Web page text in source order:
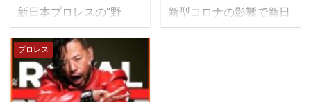
ックの４回戦 各ブロック
今日がちょうど折り返し
です。これから脱落者が
生まれてきます。 これま
ないってのはおかしいで
すよね。過去のG1覇者も
新日本プロレスの”野
人”中西学選手が引退を
発表した。 中西選手と言
えばTwitterで＃モンスタ
ーモーニング で御馴染み
であるが、第三世代の中
新型コロナの影響で新日
本プロレスは未だ試合が
プロレス